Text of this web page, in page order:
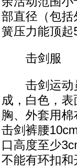
部直径（包
簧压力能顶
击剑服
击剑运动员
成，白色，
胸、外套用
击剑裤腰
口高度至少
不能有环扣